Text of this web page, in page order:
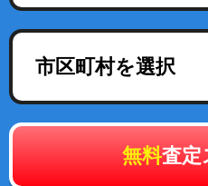
市区町村を選択
無料査定